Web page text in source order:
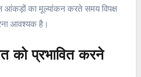
आंकड़ों का मूल्यांकन करते समय विपक्ष
आवश्यक है।
को प्रभावित करने